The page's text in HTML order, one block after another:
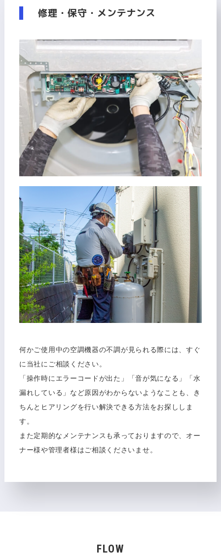
修理・保守・メンテナンス
何かご使用中の空調機器の不調が見られる際には、すぐ
に当社にご相談ください。
「操作時にエラーコードが出た」「音が気になる」「水
漏れしている」など原因がわからないようなことも、き
ちんとヒアリングを行い解決できる方法をお探ししま
す。
また定期的なメンテナンスも承っておりますので、オー
ナー様や管理者様はご相談くださいませ。
FLOW